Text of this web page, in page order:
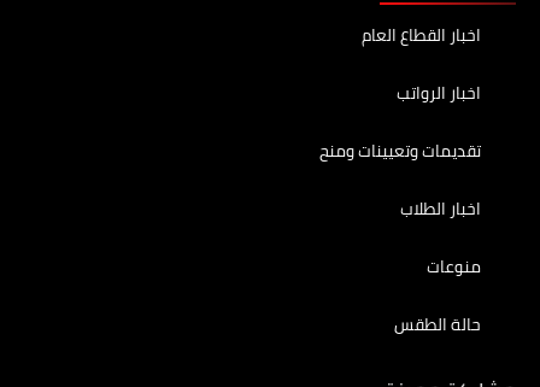
اخبار القطاع العام
اخبار الرواتب
تقديمات وتعيينات ومنح
اخبار الطلاب
منوعات
حالة الطقس